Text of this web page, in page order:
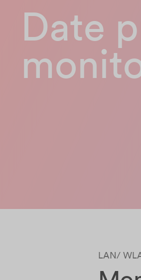
Date
LAN/